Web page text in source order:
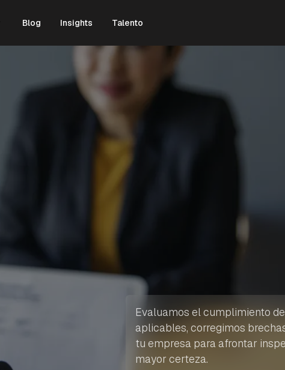
Blog Insights Talento
Evaluamos el cumplimiento
aplicables, corregimos
tu empresa para afrontar
mayor certeza.